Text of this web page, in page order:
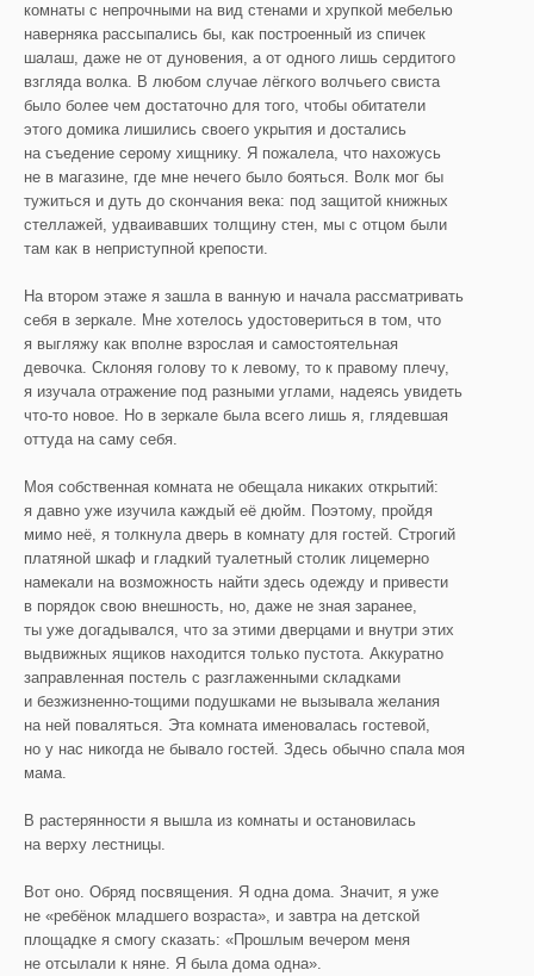
комнаты с непрочными на вид стенами и хрупкой мебелью
наверняка рассыпались бы, как построенный из спичек
шалаш, даже не от дуновения, а от одного лишь сердитого
взгляда волка. В любом случае лёгкого волчьего свиста
было более чем достаточно для того, чтобы обитатели
этого домика лишились своего укрытия и достались
на съедение серому хищнику. Я пожалела, что нахожусь
не в магазине, где мне нечего было бояться. Волк мог бы
тужиться и дуть до скончания века: под защитой книжных
стеллажей, удваивавших толщину стен, мы с отцом были
там как в неприступной крепости.
На втором этаже я зашла в ванную и начала рассматривать
себя в зеркале. Мне хотелось удостовериться в том, что
я выгляжу как вполне взрослая и самостоятельная
девочка. Склоняя голову то к левому, то к правому плечу,
я изучала отражение под разными углами, надеясь увидеть
что-то новое. Но в зеркале была всего лишь я, глядевшая
оттуда на саму себя.
Моя собственная комната не обещала никаких открытий:
я давно уже изучила каждый её дюйм. Поэтому, пройдя
мимо неё, я толкнула дверь в комнату для гостей. Строгий
платяной шкаф и гладкий туалетный столик лицемерно
намекали на возможность найти здесь одежду и привести
в порядок свою внешность, но, даже не зная заранее,
ты уже догадывался, что за этими дверцами и внутри этих
выдвижных ящиков находится только пустота. Аккуратно
заправленная постель с разглаженными складками
и безжизненно-тощими подушками не вызывала желания
на ней поваляться. Эта комната именовалась гостевой,
но у нас никогда не бывало гостей. Здесь обычно спала моя
мама.
В растерянности я вышла из комнаты и остановилась
на верху лестницы.
Вот оно. Обряд посвящения. Я одна дома. Значит, я уже
не «ребёнок младшего возраста», и завтра на детской
площадке я смогу сказать: «Прошлым вечером меня
не отсылали к няне. Я была дома одна».